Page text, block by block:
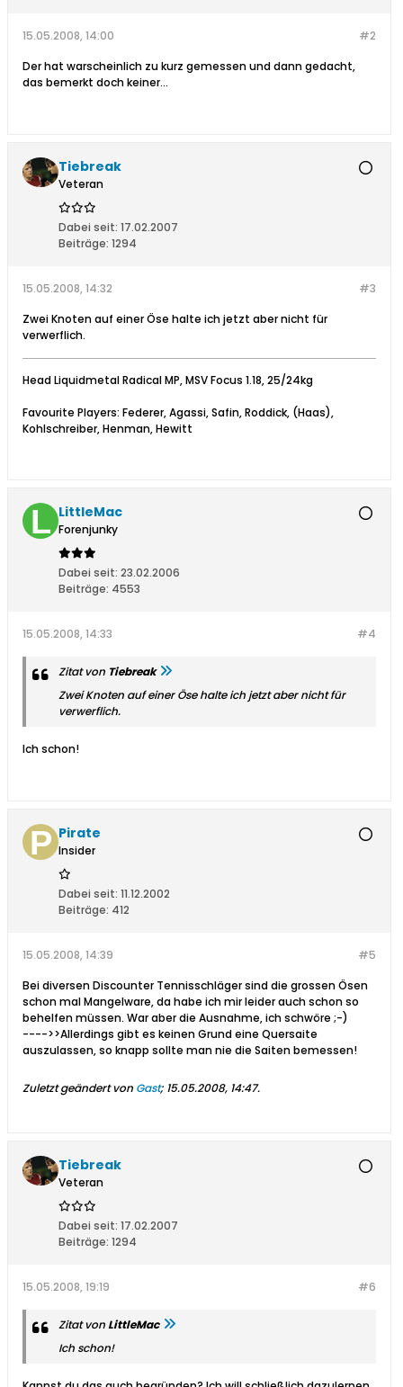
#2
15.05.2008, 14:00
Der hat warscheinlich zu kurz gemessen und dann gedacht,
das bemerkt doch keiner...
Tiebreak
Veteran
Dabei seit: 17.02.2007
Beiträge: 1294
#3
15.05.2008, 14:32
Zwei Knoten auf einer Öse halte ich jetzt aber nicht für
verwerflich.
Head Liquidmetal Radical MP, MSV Focus 1.18, 25/24kg
Favourite Players: Federer, Agassi, Safin, Roddick, (Haas),
Kohlschreiber, Henman, Hewitt
LittleMac
Forenjunky
Dabei seit: 23.02.2006
Beiträge: 4553
#4
15.05.2008, 14:33
Zitat von Tiebreak
Zwei Knoten auf einer Öse halte ich jetzt aber nicht für
verwerflich.
Ich schon!
Pirate
Insider
Dabei seit: 11.12.2002
Beiträge: 412
#5
15.05.2008, 14:39
Bei diversen Discounter Tennisschläger sind die grossen Ösen
schon mal Mangelware, da habe ich mir leider auch schon so
behelfen müssen. War aber die Ausnahme, ich schwöre ;-)
---->>Allerdings gibt es keinen Grund eine Quersaite
auszulassen, so knapp sollte man nie die Saiten bemessen!
Zuletzt geändert von Gast; 15.05.2008, 14:47.
Tiebreak
Veteran
Dabei seit: 17.02.2007
Beiträge: 1294
#6
15.05.2008, 19:19
Zitat vonLittleMac
Ich schon!